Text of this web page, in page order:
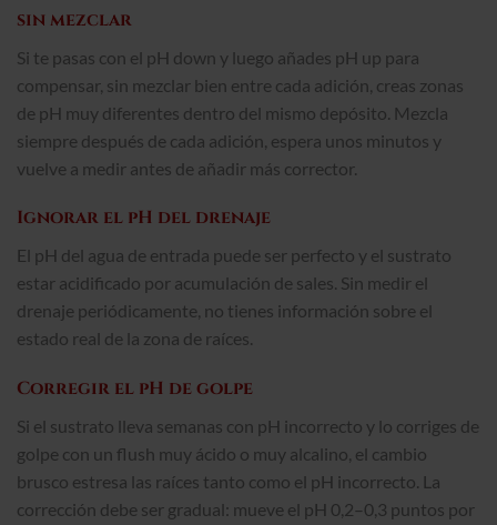
sin mezclar
Si te pasas con el pH down y luego añades pH up para
compensar, sin mezclar bien entre cada adición, creas zonas
de pH muy diferentes dentro del mismo depósito. Mezcla
siempre después de cada adición, espera unos minutos y
vuelve a medir antes de añadir más corrector.
Ignorar el pH del drenaje
El pH del agua de entrada puede ser perfecto y el sustrato
estar acidificado por acumulación de sales. Sin medir el
drenaje periódicamente, no tienes información sobre el
estado real de la zona de raíces.
Corregir el pH de golpe
Si el sustrato lleva semanas con pH incorrecto y lo corriges de
golpe con un flush muy ácido o muy alcalino, el cambio
brusco estresa las raíces tanto como el pH incorrecto. La
corrección debe ser gradual: mueve el pH 0,2–0,3 puntos por